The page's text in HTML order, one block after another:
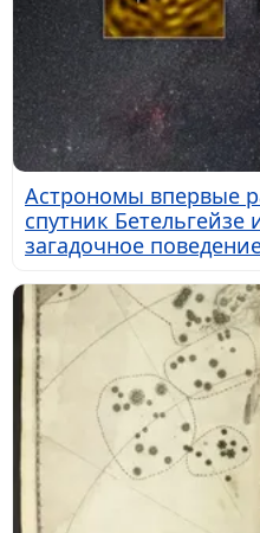
Астрономы впервые
спутник
загадочное